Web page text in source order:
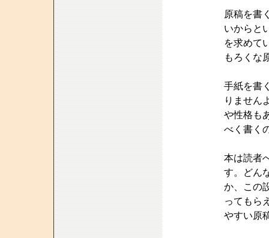
原稿を書
いからと
を求めて
もろくな
手紙を書
りません
や性格も
べく書く
本は読者
す。どん
か、この
ってもら
やすい原